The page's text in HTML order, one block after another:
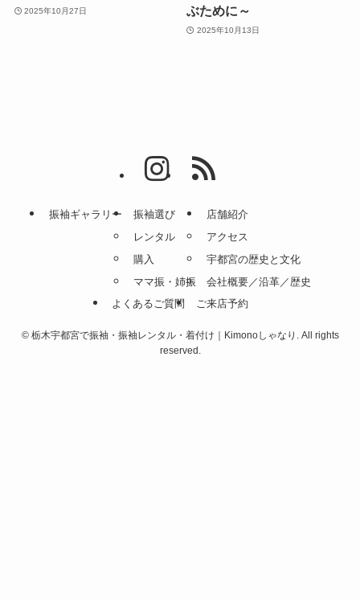
2025年10月27日
ぶために～
2025年10月13日
振袖ギャラリー
振袖選び
レンタル
購入
ママ振・姉振
店舗紹介
アクセス
宇都宮の歴史と文化
会社概要／沿革／歴史
よくあるご質問
ご来店予約
©栃木宇都宮で振袖・振袖レンタル・着付け｜Kimonoしゃなり. All rights
reserved.